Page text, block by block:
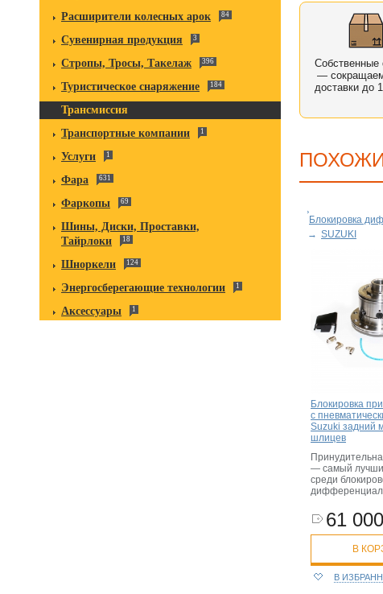
Расширители колесных арок 84
Сувенирная продукция 3
Стропы, Тросы, Такелаж 396
Туристическое снаряжение 184
Трансмиссия
Транспортные компании
1
Услуги 1
Фара 631
Фаркопы 69
Шины, Диски, Проставки,
Тайрлоки
18
Шноркели 124
Энергосберегающие технологии 1
Аксессуары 1
Собственные
—
доставки до
Блокировка
→ SUZUKI
Блокировка
с
Suzuki задний
шлицев
— самый
среди
61
В
В